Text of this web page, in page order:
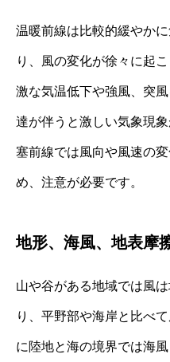
温暖前線は比較的緩やか
り、風の変化が徐々に起
激な気温低下や強風、突
達が伴うと激しい気象現
塞前線では風向や風速の
め、注意が必要です。
地形、海風、地表摩
山や谷がある地域では風
り、平野部や海岸と比べ
に陸地と海の境界では海